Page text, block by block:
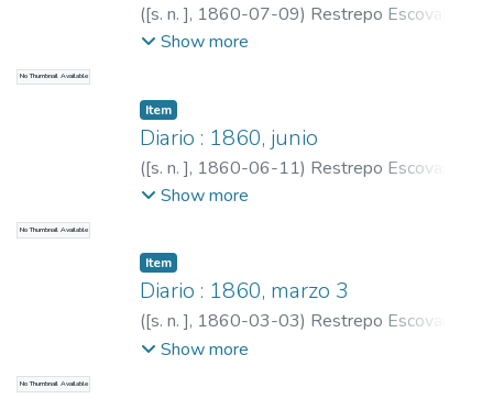
No Thumbnail Available
([s. n. ], 1860-07-09) Restrepo Escovar,
Pedro Antonio, 1815-1899
Show more
No Thumbnail Available
Item
Diario : 1860, junio
([s. n. ], 1860-06-11) Restrepo Escovar,
Pedro Antonio, 1815-1899
Show more
No Thumbnail Available
Item
Diario : 1860, marzo 3
([s. n. ], 1860-03-03) Restrepo Escovar,
Pedro Antonio, 1815-1899
Show more